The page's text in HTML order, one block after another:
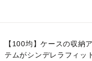
【100均】ケースの収納
テムがシンデレラフィッ